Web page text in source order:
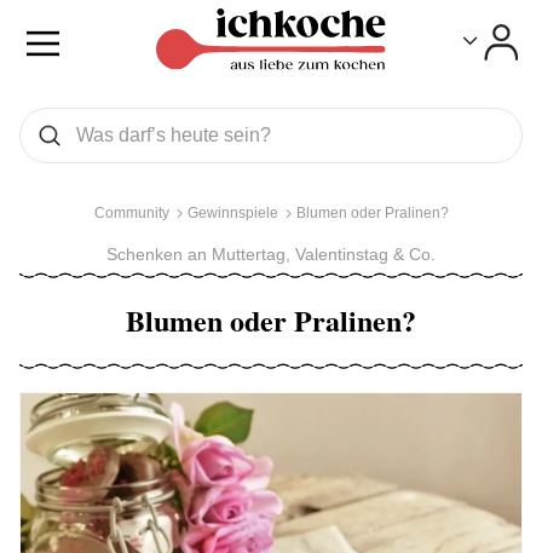
Was wollen Sie suchen
Suchen
Community Gewinnspiele Blumen oder Pralinen?
Schenken an Muttertag, Valentinstag & Co.
Blumen oder Pralinen?